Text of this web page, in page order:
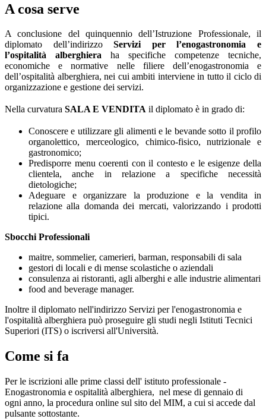
A cosa serve
A conclusione del quinquennio dell’Istruzione Professionale, il
diplomato dell’indirizzoServizi per l’enogastronomia e
l’ospitalità alberghiera ha specifiche competenze tecniche,
economiche e normative nelle filiere dell’enogastronomia e
dell’ospitalità alberghiera, nei cui ambiti interviene in tutto il ciclo di
organizzazione e gestione dei servizi.
Nella curvatura SALA E VENDITA il diplomato è in grado di:
Conoscere e utilizzare gli alimenti e le bevande sotto il profilo
organolettico, merceologico, chimico-fisico, nutrizionale e
gastronomico;
Predisporre menu coerenti con il contesto e le esigenze della
clientela, anche in relazione a specifiche necessità
dietologiche;
Adeguare e organizzare la produzione e la vendita in
relazione alla domanda dei mercati, valorizzando i prodotti
tipici.
Sbocchi Professionali
maitre, sommelier, camerieri, barman, responsabili di sala
gestori di locali e di mense scolastiche o aziendali
consulenza ai ristoranti, agli alberghi e alle industrie alimentari
food and beverage manager.
Inoltre il diplomato nell'indirizzo Servizi per l'enogastronomia e
l'ospitalità alberghiera può proseguire gli studi negli Istituti Tecnici
Superiori (ITS) o iscriversi all'Università.
Come si fa
Per le iscrizioni alle prime classi dell' istituto professionale -
Enogastronomia e ospitalità alberghiera, nel mese di gennaio di
ogni anno, la procedura online sul sito del MIM, a cui si accede dal
pulsante sottostante.